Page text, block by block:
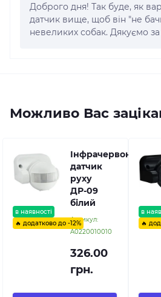
Доброго дня! Так буде, як
датчик вище, щоб він "не
невеликих собак. Дякуємо
Можливо Вас
в наявності
🔥 додатково до -12%
Інфрачервоний
датчик
руху
ДР-09
білий
Артикул:
A0220010010
326.00
грн.
в
🔥